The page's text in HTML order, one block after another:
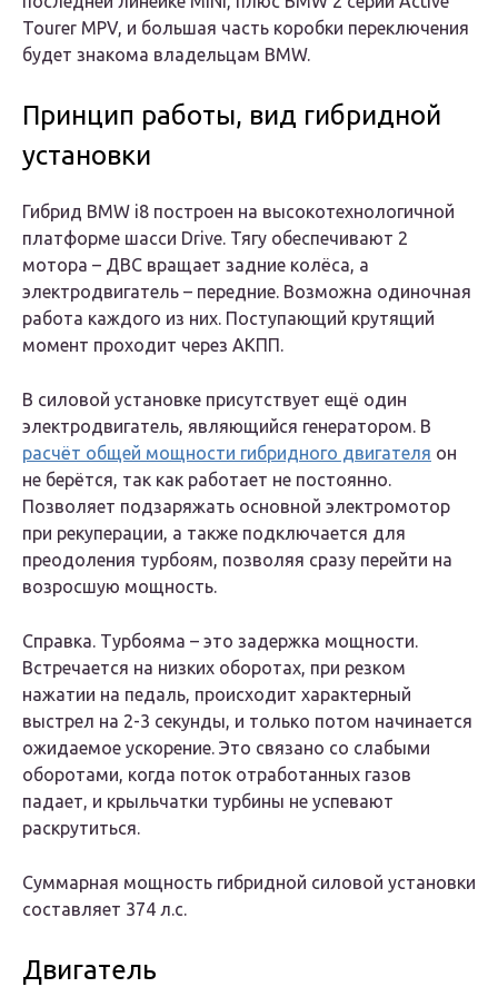
Tourer MPV, и большая часть коробки переключения
будет знакома владельцам BMW.
Принцип работы, вид гибридной
установки
Гибрид BMW i8 построен на высокотехнологичной
платформе шасси Drive. Тягу обеспечивают 2
мотора – ДВС вращает задние колёса, а
электродвигатель – передние. Возможна одиночная
работа каждого из них. Поступающий крутящий
момент проходит через АКПП.
В силовой установке присутствует ещё один
электродвигатель, являющийся генератором. В
расчёт общей мощности гибридного двигателя он
не берётся, так как работает не постоянно.
Позволяет подзаряжать основной электромотор
при рекуперации, а также подключается для
преодоления турбоям, позволяя сразу перейти на
возросшую мощность.
Справка. Турбояма – это задержка мощности.
Встречается на низких оборотах, при резком
нажатии на педаль, происходит характерный
выстрел на 2-3 секунды, и только потом начинается
ожидаемое ускорение. Это связано со слабыми
оборотами, когда поток отработанных газов
падает, и крыльчатки турбины не успевают
раскрутиться.
Суммарная мощность гибридной силовой установки
составляет 374 л.с.
Двигатель